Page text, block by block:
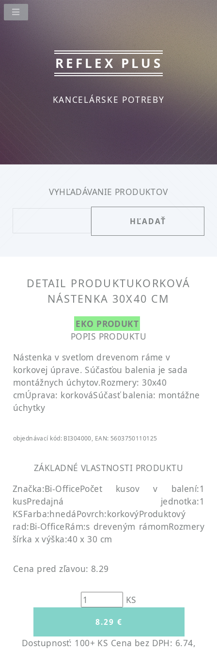
REFLEX PLUS
KANCELÁRSKE POTREBY
VYHĽADÁVANIE PRODUKTOV
DETAIL PRODUKTU KORKOVÁ
NÁSTENKA 30X40 CM
EKO PRODUKT
POPIS PRODUKTU
Nástenka v svetlom drevenom ráme v
korkovej úprave. Súčasťou balenia je sada
montážnych úchytov.Rozmery: 30x40
cmÚprava: korkováSúčasť balenia: montážne
úchytky
objednávací kód: BI304000, EAN: 5603750110125
ZÁKLADNÉ VLASTNOSTI PRODUKTU
Značka:Bi-OfficePočet kusov v balení:1
kusPredajná jednotka:1
KSFarba:hnedáPovrch:korkovýProduktový
rad:Bi-OfficeRám:s dreveným rámomRozmery
šírka x výška:40 x 30 cm
Cena pred zľavou: 8.29
KS
Dostupnosť: 100+ KS Cena bez DPH: 6.74,